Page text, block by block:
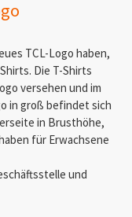
TCL-Logo haben,
Die T-Shirts
versehen und im
in groß befindet sich
in Brusthöhe,
für Erwachsene
und